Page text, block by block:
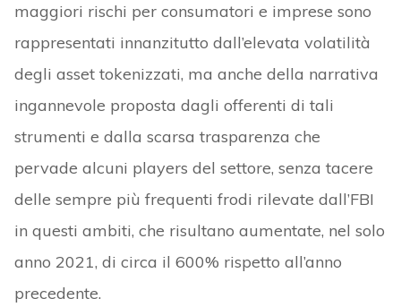
maggiori rischi per consumatori e imprese sono
rappresentati innanzitutto dall’elevata volatilità
degli asset tokenizzati, ma anche della narrativa
ingannevole proposta dagli offerenti di tali
strumenti e dalla scarsa trasparenza che
pervade alcuni players del settore, senza tacere
delle sempre più frequenti frodi rilevate dall’FBI
in questi ambiti, che risultano aumentate, nel solo
anno 2021, di circa il 600% rispetto all’anno
precedente.